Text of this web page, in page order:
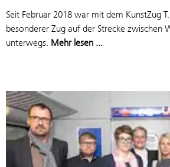
Seit Februar 2018 war mit dem Kunst­Zug
besonderer Zug auf der Strecke zwischen
unterwegs. Mehr lesen ...